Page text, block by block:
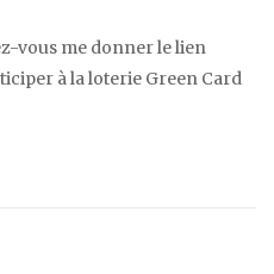
vous me donner le lien
à la loterie Green Card